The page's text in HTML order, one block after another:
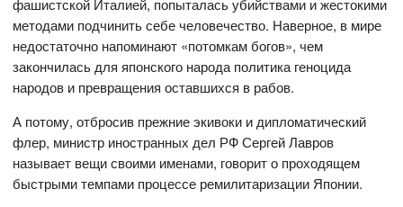
фашистской Италией, попыталась убийствами и жестокими
методами подчинить себе человечество. Наверное, в мире
недостаточно напоминают «потомкам богов», чем
закончилась для японского народа политика геноцида
народов и превращения оставшихся в рабов.
А потому, отбросив прежние экивоки и дипломатический
флер, министр иностранных дел РФ Сергей Лавров
называет вещи своими именами, говорит о проходящем
быстрыми темпами процессе ремилитаризации Японии.